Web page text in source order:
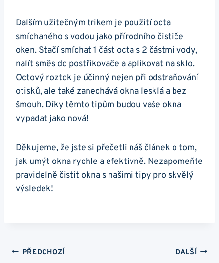
Dalším užitečným trikem je použití octa
smíchaného s vodou jako přírodního čističe
oken. Stačí smíchat 1 část octa s 2 částmi vody,
nalít směs do postřikovače a aplikovat na sklo.
Octový roztok je účinný nejen při odstraňování
otisků, ale také zanechává okna lesklá a bez
šmouh. Díky těmto tipům budou vaše okna
vypadat jako nová!
Děkujeme, že jste si přečetli náš článek o tom,
jak umýt okna rychle a efektivně. Nezapomeňte
pravidelně čistit okna s našimi tipy pro skvělý
výsledek!
Navigace
PŘEDCHOZÍ DALŠÍ